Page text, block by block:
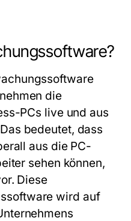
die
PCs live und aus
bedeutet, dass
aus die PC-
sehen können,
Diese
wird auf